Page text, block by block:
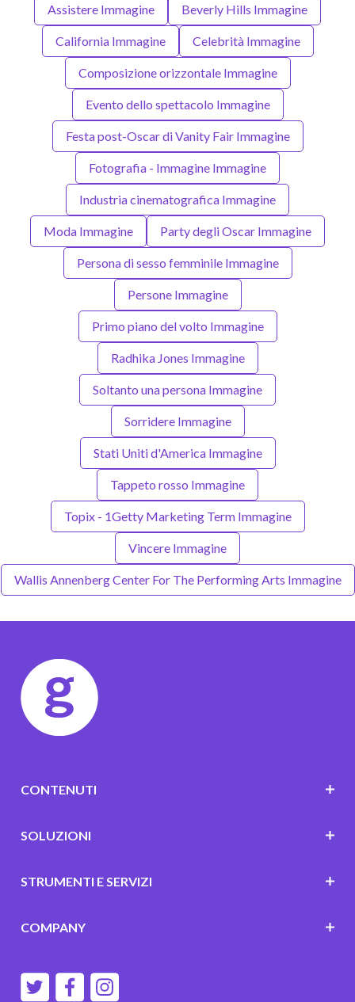
Assistere Immagine Beverly Hills Immagine
California Immagine Celebrità Immagine
Composizione orizzontale Immagine
Evento dello spettacolo Immagine
Festa post-Oscar di Vanity Fair Immagine
Fotografia - Immagine Immagine
Industria cinematografica Immagine
Moda Immagine Party degli Oscar Immagine
Persona di sesso femminile Immagine
Persone Immagine
Primo piano del volto Immagine
Radhika Jones Immagine
Soltanto una persona Immagine
Sorridere Immagine
Stati Uniti d'America Immagine
Tappeto rosso Immagine
Topix - 1Getty Marketing Term Immagine
Vincere Immagine
Wallis Annenberg Center For The Performing Arts Immagine
CONTENUTI
SOLUZIONI
STRUMENTI E SERVIZI
COMPANY